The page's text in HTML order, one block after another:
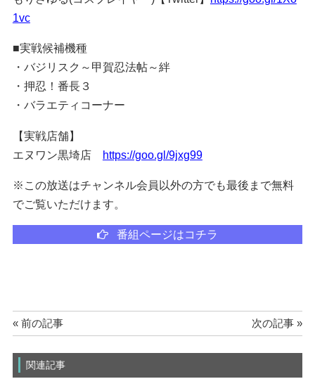
1vc
■実戦候補機種
・バジリスク～甲賀忍法帖～絆
・押忍！番長３
・バラエティコーナー
【実戦店舗】
エヌワン黒埼店 https://goo.gl/9jxg99
※この放送はチャンネル会員以外の方でも最後まで無料
でご覧いただけます。
番組ページはコチラ
« 前の記事 次の記事 »
関連記事